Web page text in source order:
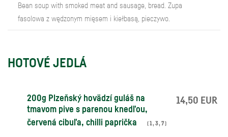
Bean soup with smoked meat and sausage, bread. Zupa
fasolowa z wędzonym mięsem i kiełbasą, pieczywo.
HOTOVÉ JEDLÁ
200g Plzeňský hovädzí guláš na
tmavom pive s parenou knedľou,
červená cibuľa, chilli paprička
(1,3,7)
14,50 EUR